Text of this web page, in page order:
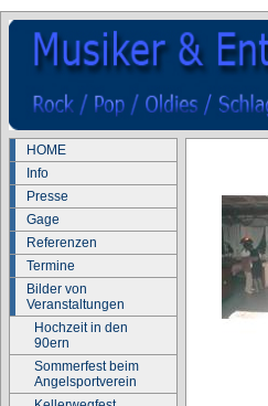
HOME
Info
Presse
Gage
Referenzen
Termine
Bilder von
Veranstaltungen
Hochzeit in den
90ern
Sommerfest beim
Angelsportverein